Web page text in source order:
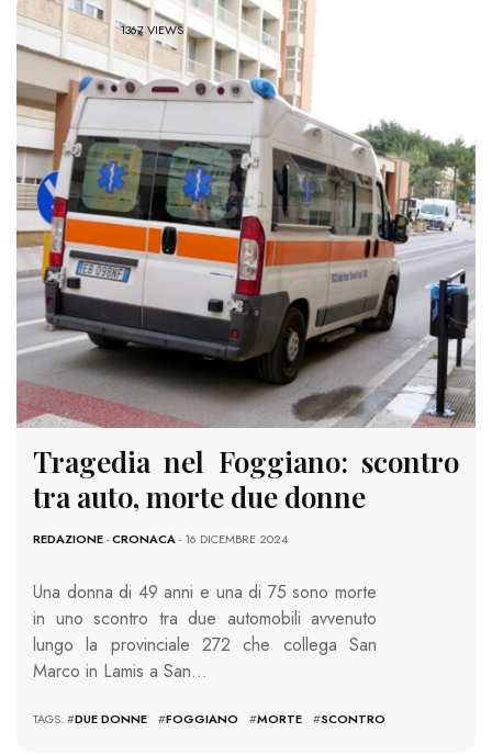
1367 VIEWS
Tragedia nel Foggiano: scontro
tra auto, morte due donne
REDAZIONE-CRONACA- 16 DICEMBRE 2024
Una donna di 49 anni e una di 75 sono morte
in uno scontro tra due automobili avvenuto
lungo la provinciale 272 che collega San
Marco in Lamis a San…
TAGS: #DUE DONNE #FOGGIANO #MORTE #SCONTRO